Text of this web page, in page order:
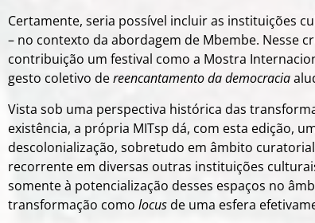
Certamente, seria possível incluir as instituições
– no contexto da abordagem de Mbembe. Nesse
contribuição um festival como a Mostra
gesto coletivo dereencantamento da democracia
Vista sob uma perspectiva histórica das
existência, a própria MITsp dá, com esta edição,
descolonialização, sobretudo em âmbito
recorrente em diversas outras instituições
somente à potencialização desses espaços no
transformação como locusde uma esfera